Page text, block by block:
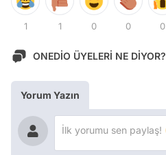
1 1 0 0 0
ONEDİO ÜYELERİ NE DİYOR?
Yorum Yazın